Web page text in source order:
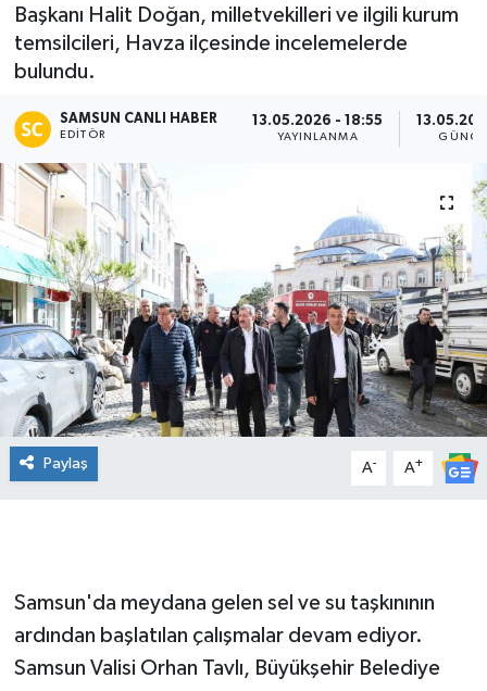
Başkanı Halit Doğan, milletvekilleri ve ilgili kurum
temsilcileri, Havza ilçesinde incelemelerde
bulundu.
SAMSUN CANLI HABER
EDITÖR
13.05.2026 - 18:55
YAYINLANMA
Paylaş A- A+
Samsun'da meydana gelen sel ve su taşkınının
ardından başlatılan çalışmalar devam ediyor.
Samsun Valisi Orhan Tavlı, Büyükşehir Belediye
Sağlık
Son Dakika Haberleri